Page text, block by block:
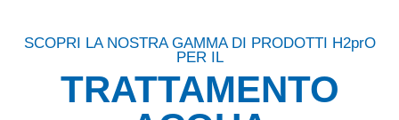
SCOPRI LA NOSTRA GAMMA DI PRODOTTI H2prO
PER IL
TRATTAMENTO